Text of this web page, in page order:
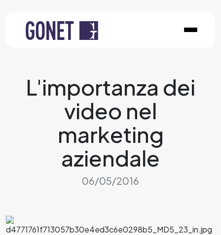
L'importanza dei
video nel
marketing
aziendale
06/05/2016